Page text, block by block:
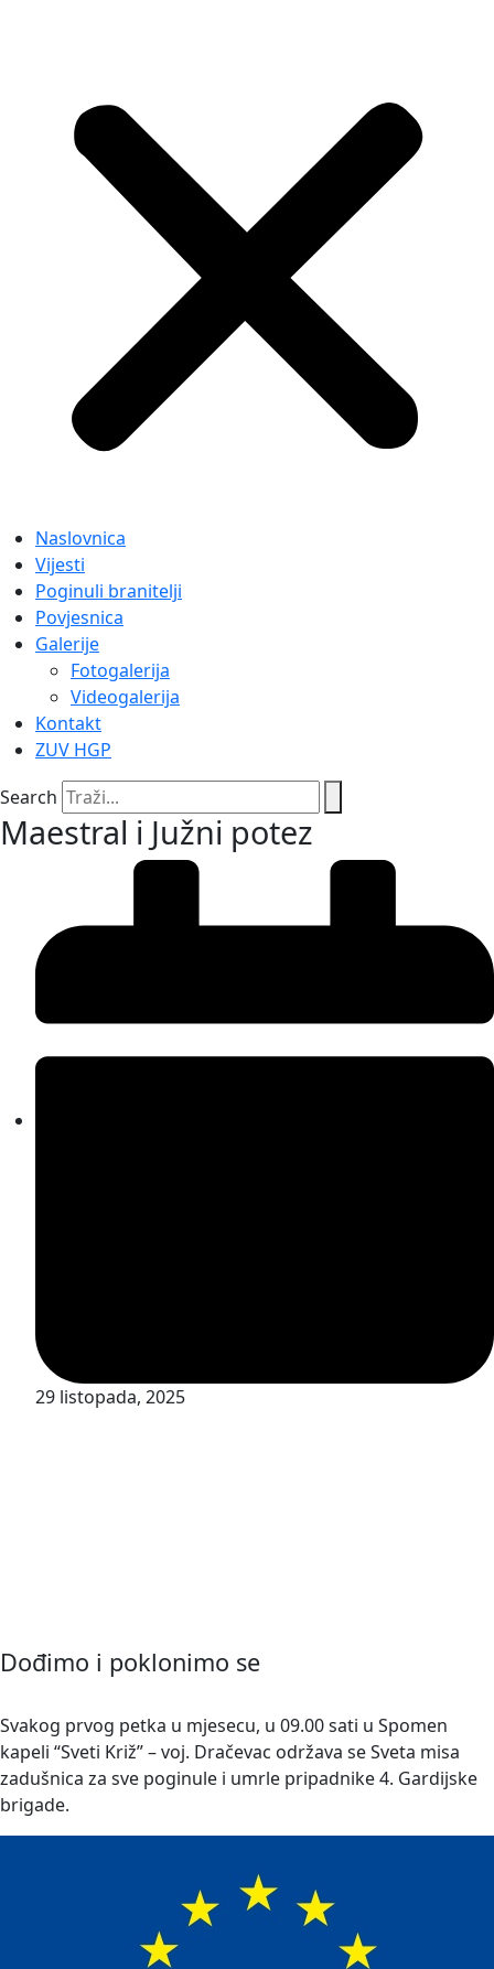
Naslovnica
Vijesti
Poginuli branitelji
Povjesnica
Galerije
Fotogalerija
Videogalerija
Kontakt
ZUV HGP
Search
Maestral i Južni potez
29 listopada, 2025
Dođimo i poklonimo se
Svakog prvog petka u mjesecu, u 09.00 sati u Spomen
kapeli “Sveti Križ” – voj. Dračevac održava se Sveta misa
zadušnica za sve poginule i umrle pripadnike 4. Gardijske
brigade.